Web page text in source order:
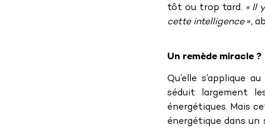
tôt ou trop tard. « Il
cette intelligence »,
Un remède miracle ?
Qu’elle s’applique
séduit largement
énergétiques. Mais
énergétique dans un